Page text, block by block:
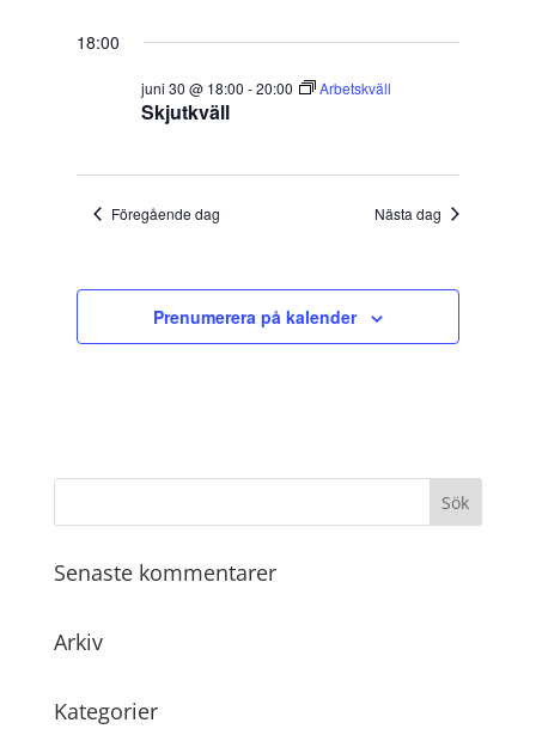
18:00
Skjutkväll
juni 30 @ 18:00 -20:00 Arbetskväll
Föregående dag Nästa dag
Prenumerera på kalender
Senaste kommentarer
Arkiv
Kategorier